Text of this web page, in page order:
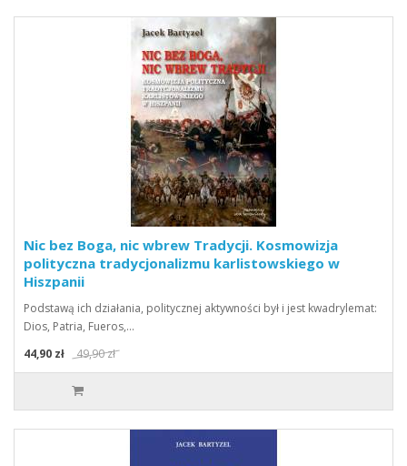
Nic bez Boga, nic wbrew Tradycji. Kosmowizja
polityczna tradycjonalizmu karlistowskiego w
Hiszpanii
Podstawą ich działania, politycznej aktywności był i jest kwadrylemat:
Dios, Patria, Fueros,…
44,90 zł
49,90 zł